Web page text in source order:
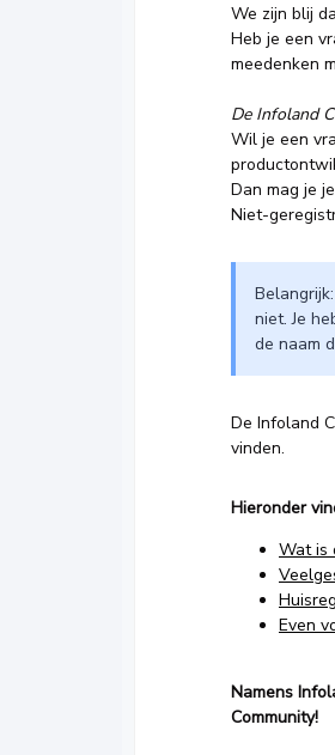
We zijn blij
Heb je een
meedenken
De Infoland
Wil je een
Dan mag je
Niet-
niet. Je
de naam
De Infoland
vinden.
Hieronder
Wat is
Even
Namens
Community!